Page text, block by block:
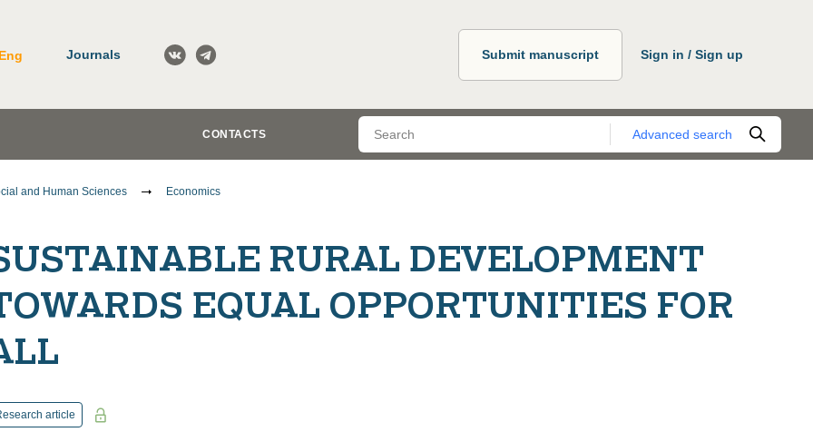
Eng Journals Submit manuscript Sign in / Sign up
CONTACTS Advanced search
and Human Sciences Economics
RURAL DEVELOPMENT
EQUAL OPPORTUNITIES FOR
article